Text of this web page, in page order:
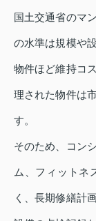
国土交通省のマ
の水準は規模や
物件ほど維持コ
理された物件は
す。
そのため、コン
ム、フィットネ
く、長期修繕計